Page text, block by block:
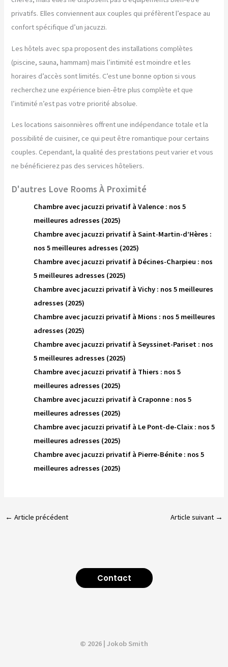
privatifs. Elles conviennent aux couples qui préfèrent l’espace au
confort spécifique d’un jacuzzi.
Les hôtels avec spa proposent des installations complètes
(piscine, sauna, hammam) mais l’intimité est moindre et les
horaires d’accès sont limités. C’est une bonne option si vous
recherchez une expérience bien-être plus complète et que
l’intimité n’est pas votre priorité absolue.
Les locations saisonnières offrent une indépendance totale et la
possibilité de cuisiner, ce qui peut être romantique pour certains
couples. Cependant, la qualité des prestations peut varier et vous
ne bénéficierez pas des services hôteliers.
D'autres Love Rooms À Proximité
Chambre avec jacuzzi privatif à Valence : nos 5
meilleures adresses (2025)
Chambre avec jacuzzi privatif à Saint-Martin-d’Hères :
nos 5 meilleures adresses (2025)
Chambre avec jacuzzi privatif à Décines-Charpieu : nos
5 meilleures adresses (2025)
Chambre avec jacuzzi privatif à Vichy : nos 5 meilleures
adresses (2025)
Chambre avec jacuzzi privatif à Mions : nos 5 meilleures
adresses (2025)
Chambre avec jacuzzi privatif à Seyssinet-Pariset : nos
5 meilleures adresses (2025)
Chambre avec jacuzzi privatif à Thiers : nos 5
meilleures adresses (2025)
Chambre avec jacuzzi privatif à Craponne : nos 5
meilleures adresses (2025)
Chambre avec jacuzzi privatif à Le Pont-de-Claix : nos 5
meilleures adresses (2025)
Chambre avec jacuzzi privatif à Pierre-Bénite : nos 5
meilleures adresses (2025)
← Article précédent Article suivant →
Contact
© 2026 | Jokob Smith